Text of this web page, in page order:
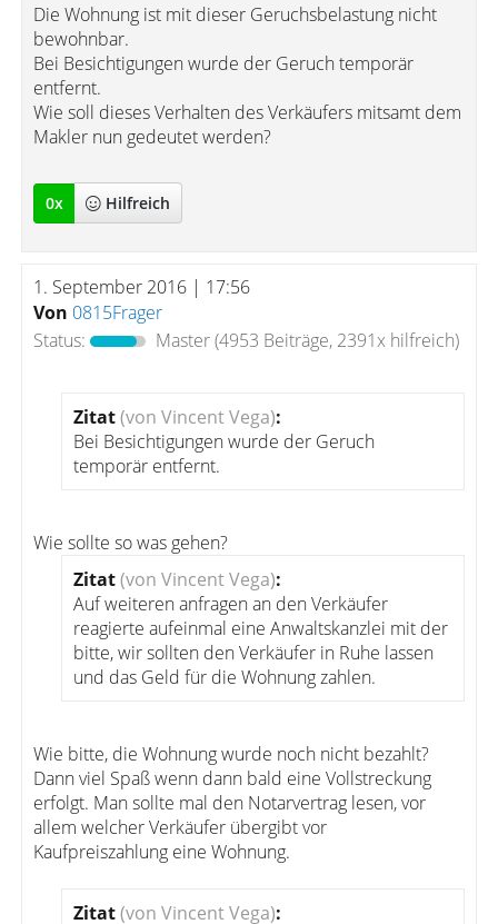
Die Wohnung ist mit dieser Geruchsbelastung nicht
bewohnbar.
Bei Besichtigungen wurde der Geruch temporär
entfernt.
Wie soll dieses Verhalten des Verkäufers mitsamt dem
Makler nun gedeutet werden?
0x Hilfreich
1. September 2016 | 17:56
Von 0815Frager
Status:
Master(4953 Beiträge, 2391x hilfreich)
Zitat(von Vincent Vega):
Bei Besichtigungen wurde der Geruch
temporär entfernt.
Wie sollte so was gehen?
Zitat(von Vincent Vega):
Auf weiteren anfragen an den Verkäufer
reagierte aufeinmal eine Anwaltskanzlei mit der
bitte, wir sollten den Verkäufer in Ruhe lassen
und das Geld für die Wohnung zahlen.
Wie bitte, die Wohnung wurde noch nicht bezahlt?
Dann viel Spaß wenn dann bald eine Vollstreckung
erfolgt. Man sollte mal den Notarvertrag lesen, vor
allem welcher Verkäufer übergibt vor
Kaufpreiszahlung eine Wohnung.
Zitat(von Vincent Vega):